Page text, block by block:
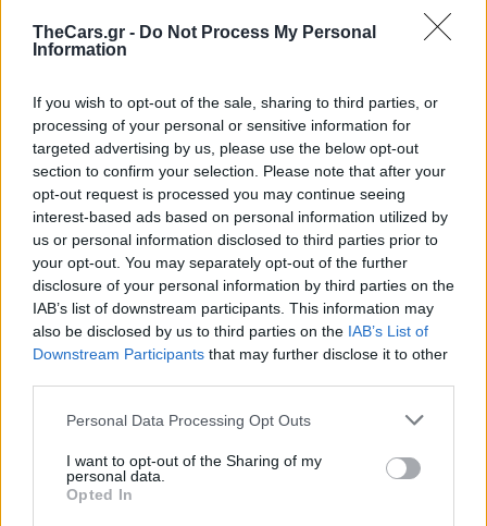
TheCars.gr - Do Not Process My Personal
Information
If you wish to opt-out of the sale, sharing to third parties, or
processing of your personal or sensitive information for
targeted advertising by us, please use the below opt-out
section to confirm your selection. Please note that after your
opt-out request is processed you may continue seeing
interest-based ads based on personal information utilized by
us or personal information disclosed to third parties prior to
your opt-out. You may separately opt-out of the further
disclosure of your personal information by third parties on the
IAB’s list of downstream participants. This information may
also be disclosed by us to third parties on the IAB’s List of
Downstream Participants that may further disclose it to other
Personal Data Processing Opt Outs
I want to opt-out of the Sharing of my
personal data.
Opted In
About the author
Σάλι Καρέρα
FordΗλεκτρικά αυτοκίνητα